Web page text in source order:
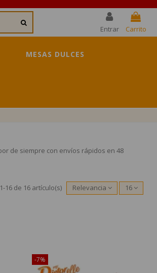
Entrar Carrito
MESAS DULCES
de siempre con envíos rápidos en 48
16 de 16 artículo(s) Relevancia 16
-7%